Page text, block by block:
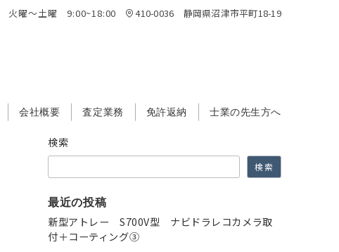
火曜～土曜 9:00~18:00 410-0036 静岡県沼津市平町18-19
会社概要 査定業務 免許返納 士業の先生方へ
検索
検索
最近の投稿
新型アトレー S700V型 ナビドラレコカメラ取
付＋コーティング③